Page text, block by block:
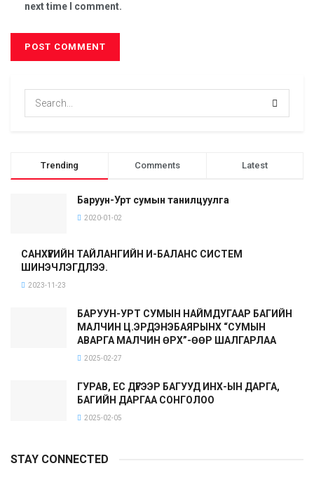
next time I comment.
Trending Comments Latest
Баруун-Урт сумын танилцуулга
2020-01-02
САНХҮҮГИЙН ТАЙЛАНГИЙН И-БАЛАНС СИСТЕМ
ШИНЭЧЛЭГДЛЭЭ.
2023-11-23
БАРУУН-УРТ СУМЫН НАЙМДУГААР БАГИЙН
МАЛЧИН Ц.ЭРДЭНЭБАЯРЫНХ “СУМЫН
АВАРГА МАЛЧИН ӨРХ”-ӨӨР ШАЛГАРЛАА
2025-02-27
ГУРАВ, ЕС ДҮГЭЭР БАГУУД ИНХ-ЫН ДАРГА,
БАГИЙН ДАРГАА СОНГОЛОО
2025-02-05
STAY CONNECTED